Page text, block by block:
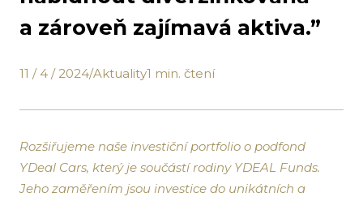
a zároveň zajímavá aktiva.”
11 / 4 / 2024/Aktuality1 min. čtení
Rozšiřujeme naše investiční portfolio o podfond
YDeal Cars, který je součástí rodiny YDEAL Funds.
Jeho zaměřením jsou investice do unikátních a